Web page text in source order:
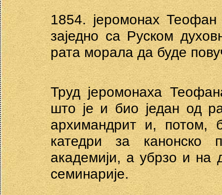
1854. јеромонах
заједно са Руском
рата морала да буде
Труд јеромонаха
што је и био један од
архимандрит и, потом,
катедри за канонско
академији, а убрзо и на
семинарије.